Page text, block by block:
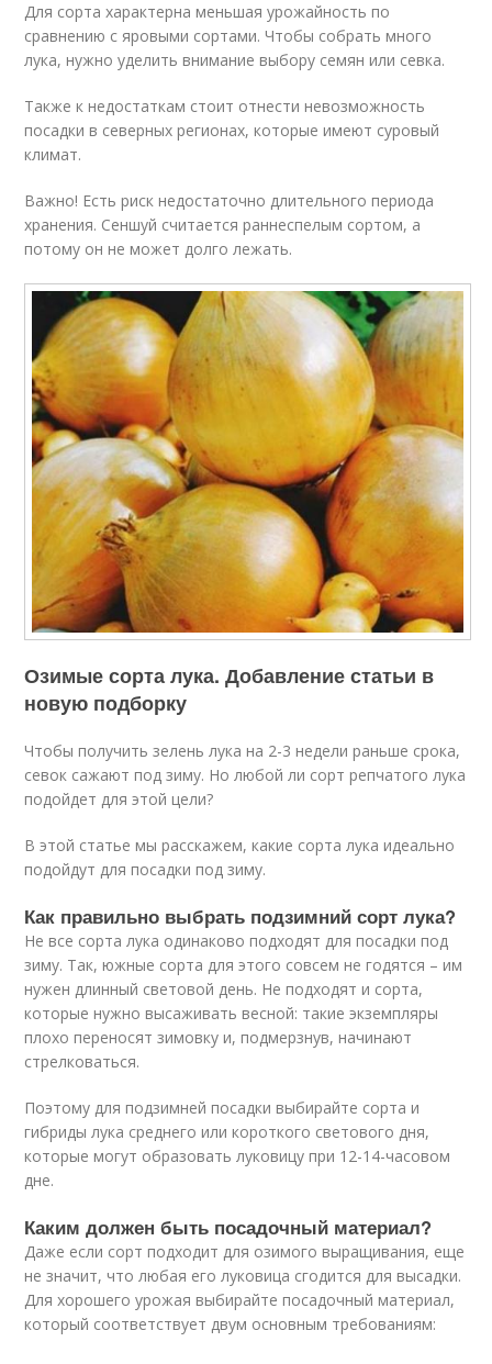
Для сорта характерна меньшая урожайность по
сравнению с яровыми сортами. Чтобы собрать много
лука, нужно уделить внимание выбору семян или севка.
Также к недостаткам стоит отнести невозможность
посадки в северных регионах, которые имеют суровый
климат.
Важно! Есть риск недостаточно длительного периода
хранения. Сеншуй считается раннеспелым сортом, а
потому он не может долго лежать.
Озимые сорта лука. Добавление статьи в
новую подборку
Чтобы получить зелень лука на 2-3 недели раньше срока,
севок сажают под зиму. Но любой ли сорт репчатого лука
подойдет для этой цели?
В этой статье мы расскажем, какие сорта лука идеально
подойдут для посадки под зиму.
Как правильно выбрать подзимний сорт лука?
Не все сорта лука одинаково подходят для посадки под
зиму. Так, южные сорта для этого совсем не годятся – им
нужен длинный световой день. Не подходят и сорта,
которые нужно высаживать весной: такие экземпляры
плохо переносят зимовку и, подмерзнув, начинают
стрелковаться.
Поэтому для подзимней посадки выбирайте сорта и
гибриды лука среднего или короткого светового дня,
которые могут образовать луковицу при 12-14-часовом
дне.
Каким должен быть посадочный материал?
Даже если сорт подходит для озимого выращивания, еще
не значит, что любая его луковица сгодится для высадки.
Для хорошего урожая выбирайте посадочный материал,
который соответствует двум основным требованиям: